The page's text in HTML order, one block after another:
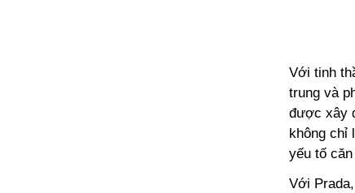
Với tinh
trung và
được xây
không chỉ
yếu tố
Với